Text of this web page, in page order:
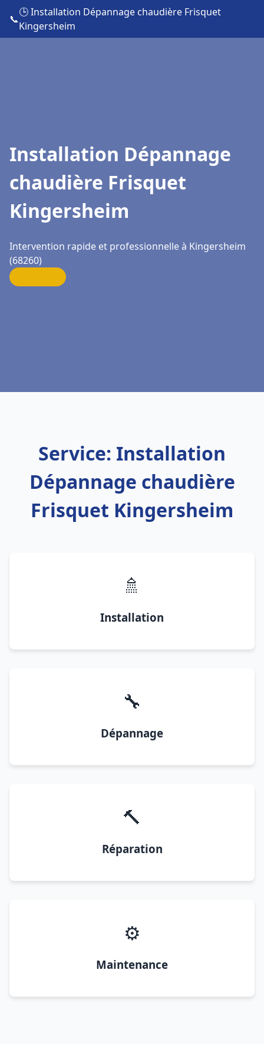
📞
🕒 Installation Dépannage chaudière Frisquet
Kingersheim
Installation Dépannage
chaudière Frisquet
Kingersheim
Intervention rapide et professionnelle à Kingersheim
(68260)
Service: Installation
Dépannage chaudière
Frisquet Kingersheim
🚿
Installation
🔧
Dépannage
🔨
Réparation
⚙️
Maintenance